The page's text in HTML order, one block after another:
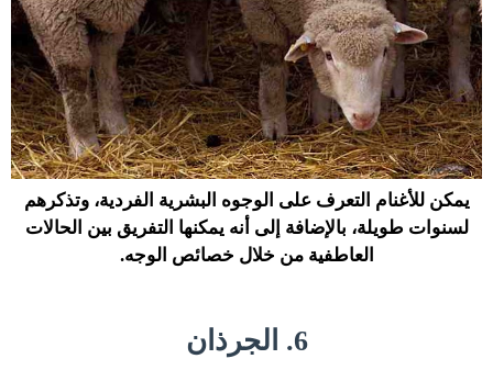
يمكن للأغنام التعرف على الوجوه البشرية الفردية، وتذكرهم
لسنوات طويلة، بالإضافة إلى أنه يمكنها التفريق بين الحالات
العاطفية من خلال خصائص الوجه.
6. الجرذان